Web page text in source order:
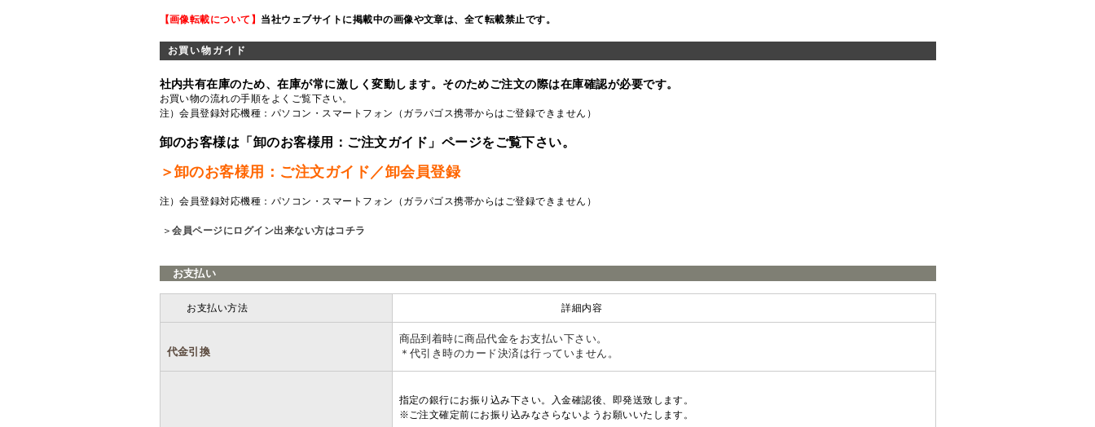
【画像転載について】 当社ウェブサイトに掲載中の画像や文章は、全て転載禁止です。
お買い物ガイド
社内共有在庫のため、在庫が常に激しく変動します。そのためご注文の際は在庫確認が必要です。
お買い物の流れの手順をよくご覧下さい。
注）会員登録対応機種：パソコン・スマートフォン（ガラパゴス携帯からはご登録できません）
卸のお客様は「卸のお客様用：ご注文ガイド」ページをご覧下さい。
＞卸のお客様用：ご注文ガイド／卸会員登録
注）会員登録対応機種：パソコン・スマートフォン（ガラパゴス携帯からはご登録できません）
＞会員ページにログイン出来ない方はコチラ
お支払い
お支払い方法 詳細内容
代金引換
商品到着時に商品代金をお支払い下さい。
＊代引き時のカード決済は行っていません。
指定の銀行にお振り込み下さい。入金確認後、即発送致します。
※ご注文確定前にお振り込みなさらないようお願いいたします。